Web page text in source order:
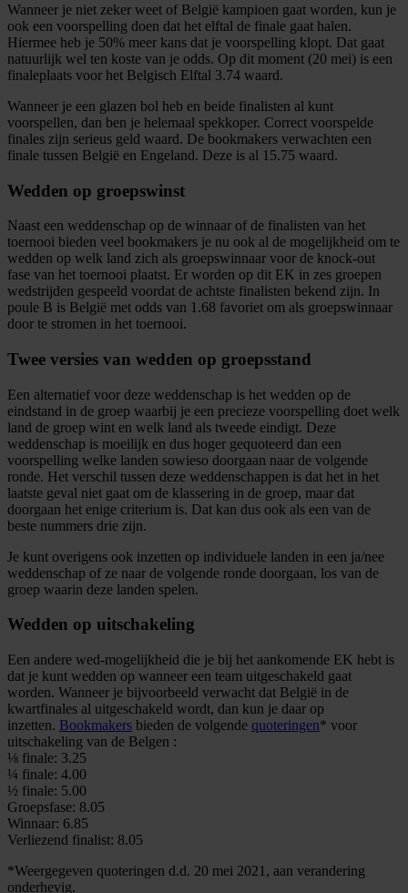
Wanneer je niet zeker weet of België kampioen gaat worden, kun je
ook een voorspelling doen dat het elftal de finale gaat halen.
Hiermee heb je 50% meer kans dat je voorspelling klopt. Dat gaat
natuurlijk wel ten koste van je odds. Op dit moment (20 mei) is een
finaleplaats voor het Belgisch Elftal 3.74 waard.
Wanneer je een glazen bol heb en beide finalisten al kunt
voorspellen, dan ben je helemaal spekkoper. Correct voorspelde
finales zijn serieus geld waard. De bookmakers verwachten een
finale tussen België en Engeland. Deze is al 15.75 waard.
Wedden op groepswinst
Naast een weddenschap op de winnaar of de finalisten van het
toernooi bieden veel bookmakers je nu ook al de mogelijkheid om te
wedden op welk land zich als groepswinnaar voor de knock-out
fase van het toernooi plaatst. Er worden op dit EK in zes groepen
wedstrijden gespeeld voordat de achtste finalisten bekend zijn. In
poule B is België met odds van 1.68 favoriet om als groepswinnaar
door te stromen in het toernooi.
Twee versies van wedden op groepsstand
Een alternatief voor deze weddenschap is het wedden op de
eindstand in de groep waarbij je een precieze voorspelling doet welk
land de groep wint en welk land als tweede eindigt. Deze
weddenschap is moeilijk en dus hoger gequoteerd dan een
voorspelling welke landen sowieso doorgaan naar de volgende
ronde. Het verschil tussen deze weddenschappen is dat het in het
laatste geval niet gaat om de klassering in de groep, maar dat
doorgaan het enige criterium is. Dat kan dus ook als een van de
beste nummers drie zijn.
Je kunt overigens ook inzetten op individuele landen in een ja/nee
weddenschap of ze naar de volgende ronde doorgaan, los van de
groep waarin deze landen spelen.
Wedden op uitschakeling
Een andere wed-mogelijkheid die je bij het aankomende EK hebt is
dat je kunt wedden op wanneer een team uitgeschakeld gaat
worden. Wanneer je bijvoorbeeld verwacht dat België in de
kwartfinales al uitgeschakeld wordt, dan kun je daar op
inzetten. Bookmakers bieden de volgende quoteringen* voor
uitschakeling van de Belgen :
⅛ finale: 3.25
¼ finale: 4.00
½ finale: 5.00
Groepsfase: 8.05
Winnaar: 6.85
Verliezend finalist: 8.05
*Weergegeven quoteringen d.d. 20 mei 2021, aan verandering
onderhevig.